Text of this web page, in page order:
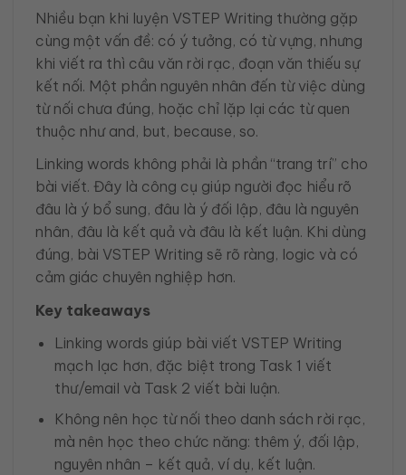
Nhiều bạn khi luyện VSTEP Writing thường gặp
cùng một vấn đề: có ý tưởng, có từ vựng, nhưng
khi viết ra thì câu văn rời rạc, đoạn văn thiếu sự
kết nối. Một phần nguyên nhân đến từ việc dùng
từ nối chưa đúng, hoặc chỉ lặp lại các từ quen
thuộc như and, but, because, so.
Linking words không phải là phần “trang trí” cho
bài viết. Đây là công cụ giúp người đọc hiểu rõ
đâu là ý bổ sung, đâu là ý đối lập, đâu là nguyên
nhân, đâu là kết quả và đâu là kết luận. Khi dùng
đúng, bài VSTEP Writing sẽ rõ ràng, logic và có
cảm giác chuyên nghiệp hơn.
Key takeaways
Linking words giúp bài viết VSTEP Writing
mạch lạc hơn, đặc biệt trong Task 1 viết
thư/email và Task 2 viết bài luận.
Không nên học từ nối theo danh sách rời rạc,
mà nên học theo chức năng: thêm ý, đối lập,
nguyên nhân – kết quả, ví dụ, kết luận.